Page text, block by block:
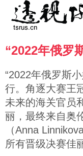
首页
国际
时政
军事
空军
海军
陆军
军事合作
财经
商业
工业
能源
农业
文艺
教育
美食
娱乐
图片新闻
高清图片
漫画
视频
图表
“2022年俄罗
“2022年俄罗斯
行。角逐大赛王
未来的海关官员
丽，最终来自奥
（Anna
所有晋级决赛佳